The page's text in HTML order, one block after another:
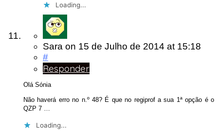
Loading...
Sara on 15 de Julho de 2014 at 15:18
#
Responder
Olá Sónia
Não haverá erro no n.º 48? É que no regiprof a sua 1ª opção é o
QZP 7 …
Loading...